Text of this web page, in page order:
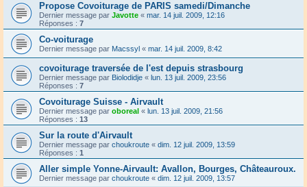
Propose Covoiturage de PARIS samedi/Dimanche
Dernier message par Javotte « mar. 14 juil. 2009, 12:16
Réponses : 7
Co-voiturage
Dernier message par Macssyl « mar. 14 juil. 2009, 8:42
covoiturage traversée de l'est depuis strasbourg
Dernier message par Biolodidje « lun. 13 juil. 2009, 23:56
Réponses : 7
Covoiturage Suisse - Airvault
Dernier message par oboreal « lun. 13 juil. 2009, 21:56
Réponses : 13
Sur la route d'Airvault
Dernier message par choukroute « dim. 12 juil. 2009, 13:59
Réponses : 1
Aller simple Yonne-Airvault: Avallon, Bourges, Châteauroux.
Dernier message par choukroute « dim. 12 juil. 2009, 13:57